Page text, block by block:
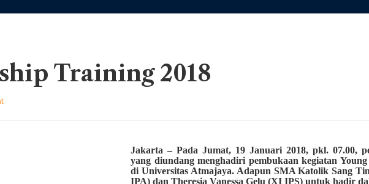
Training 2018
Jakarta – Pada Jumat, 19 Januari 2018, pkl. 07.00,
yang diundang menghadiri pembukaan kegiatan
di Universitas Atmajaya. Adapun SMA Katolik Sang
IPA) dan Theresia Vanessa Gelu (XI IPS) untuk hadir